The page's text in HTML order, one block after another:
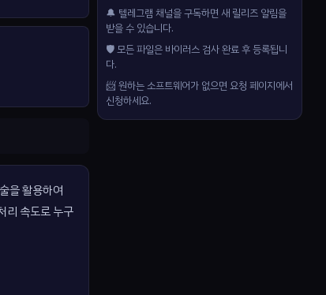
을 활용하여
리 속도로 누구
🔔 텔레그램 채널을 구독하면 새 릴리즈 알림을
받을 수 있습니다.
🛡️ 모든 파일은 바이러스 검사 완료 후 등록됩니
다.
📨 원하는 소프트웨어가 없으면 요청 페이지에서
신청하세요.